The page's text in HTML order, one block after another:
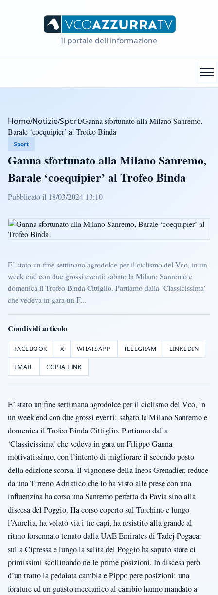
Il portale dell'informazione
Home/Notizie/Sport/Ganna sfortunato alla Milano Sanremo,
Barale ‘coequipier’ al Trofeo Binda
Sport
Ganna sfortunato alla Milano Sanremo,
Barale ‘coequipier’ al Trofeo Binda
Pubblicato il 18/03/2024 13:10
E’ stato un fine settimana agrodolce per il ciclismo del Vco, in un
week end con due grossi eventi: sabato la Milano Sanremo e
domenica il Trofeo Binda Cittiglio. Partiamo dalla ‘Classicissima’
che vedeva in gara un F...
Condividi articolo
FACEBOOK X WHATSAPP TELEGRAM LINKEDIN
EMAIL COPIA LINK
E’ stato un fine settimana agrodolce per il ciclismo del Vco, in
un week end con due grossi eventi: sabato la Milano Sanremo e
domenica il Trofeo Binda Cittiglio. Partiamo dalla
‘Classicissima’ che vedeva in gara un Filippo Ganna
motivatissimo, con l’intento di migliorare il secondo posto
della edizione scorsa. Il vignonese della Ineos Grenadier, reduce
da una Tirreno Adriatico che lo ha visto alle prese con una
influenzina ha corsa una Sanremo perfetta da Pavia sino alla
discesa del Poggio. Ha corso coperto sul Turchino e lungo
l’Aurelia, ha volato via i tre capi, ha resistito alla grande al
ritmo forsennato tenuto dalla UAE Emirates di Tadej Pogacar
sulla Cipressa e lungo la salita del Poggio ha saputo stare ci
primissimi scollinando nelle prime posizioni. In discesa però
d’un tratto la pedalata cambia e Pippo pere posizioni: una
forature ed un guasto meccanico al cambio hanno mandato a